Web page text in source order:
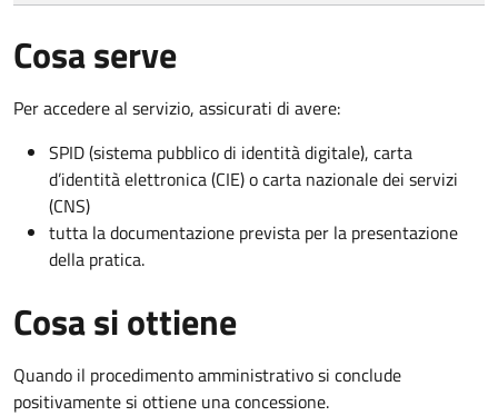
Cosa serve
Per accedere al servizio, assicurati di avere:
SPID (sistema pubblico di identità digitale), carta
d’identità elettronica (CIE) o carta nazionale dei servizi
(CNS)
tutta la documentazione prevista per la presentazione
della pratica.
Cosa si ottiene
Quando il procedimento amministrativo si conclude
positivamente si ottiene una concessione.